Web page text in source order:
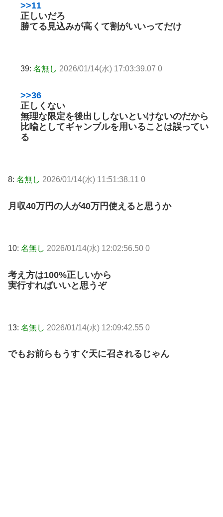
>>11
正しいだろ
勝てる見込みが高くて割がいいってだけ
39: 名無し 2026/01/14(水) 17:03:39.07 0
>>36
正しくない
無理な限定を後出ししないといけないのだから
比喩としてギャンブルを用いることは誤ってい
る
8: 名無し 2026/01/14(水) 11:51:38.11 0
月収40万円の人が40万円使えると思うか
10: 名無し 2026/01/14(水) 12:02:56.50 0
考え方は100%正しいから
実行すればいいと思うぞ
13: 名無し 2026/01/14(水) 12:09:42.55 0
でもお前らもうすぐ天に召されるじゃん